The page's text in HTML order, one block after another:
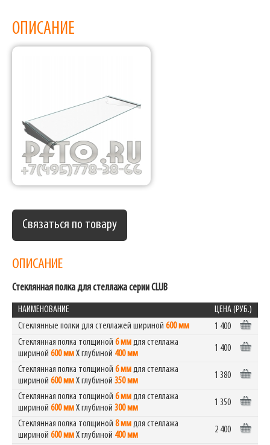
ОПИСАНИЕ
Связаться по товару
ОПИСАНИЕ
Стеклянная полка для стеллажа серии CLUB
НАИМЕНОВАНИЕ
ЦЕНА (РУБ.)
Стеклянные полки для стеллажей шириной 600 мм
1 400
Стеклянная полка толщиной 6 ммдля стеллажа
шириной 600 ммХ глубиной 400 мм
1 400
Стеклянная полка толщиной 6 ммдля стеллажа
шириной 600 ммХ глубиной 350 мм
1 380
Стеклянная полка толщиной 6 ммдля стеллажа
шириной 600 ммХ глубиной 300 мм
1 350
Стеклянная полка толщиной 8 ммдля стеллажа
шириной 600 ммХ глубиной 400 мм
2 400